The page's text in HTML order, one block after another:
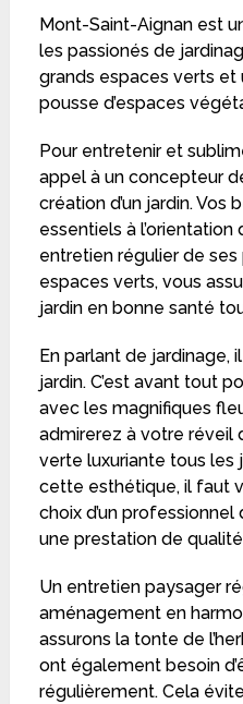
Mont-Saint-Aignan est
les passionés de
grands espaces verts et
pousse d’espaces
Pour entretenir et
appel à un concepteur
création d’un jardin.
essentiels à l’orientation
entretien régulier de
espaces verts, vous
jardin en bonne santé
En parlant de jardinage,
jardin. C’est avant tout
avec les magnifiques
admirerez à votre réveil
verte luxuriante tous les
cette esthétique, il faut
choix d’un
une prestation de
Un entretien paysager
aménagement en
assurons la tonte de
ont également besoin
régulièrement. Cela